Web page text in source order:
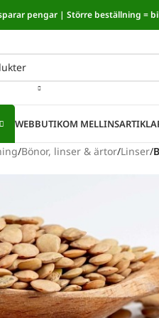
Sänkt
pengar | Större beställning =
WEBBUTIKOM MELLINS
/Bönor, linser & ärtor/Linser/